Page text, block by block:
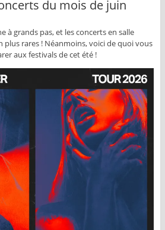
du mois de juin
à grands pas, et les concerts en salle
plus rares ! Néanmoins, voici de quoi vous
aux festivals de cet été !